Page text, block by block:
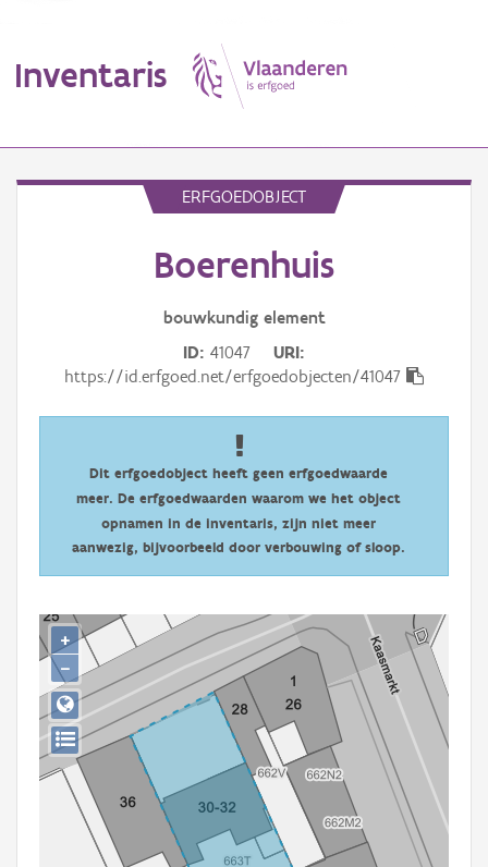
Inventaris
Persoon of collectief
Downloads
Aanmelden
ERFGOEDOBJECT
Boerenhuis
bouwkundig element
ID 41047
URI
https://id.erfgoed.net/erfgoedobjecten/41047
Dit erfgoedobject heeft geen erfgoedwaarde
meer. De erfgoedwaarden waarom we het object
opnamen in de inventaris, zijn niet meer
aanwezig, bijvoorbeeld door verbouwing of sloop.
+
−